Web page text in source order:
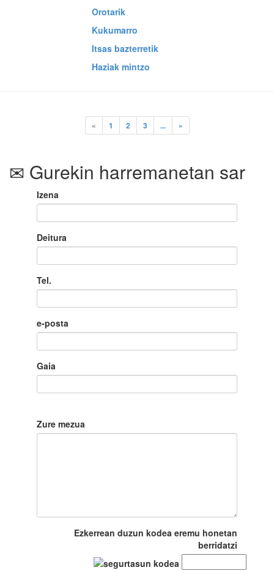
Orotarik
Kukumarro
Itsas bazterretik
Haziak mintzo
« 1 2 3 ... »
Gurekin harremanetan sar
Izena
Deitura
Tel.
e-posta
Gaia
Zure mezua
Ezkerrean duzun kodea eremu honetan
berridatzi